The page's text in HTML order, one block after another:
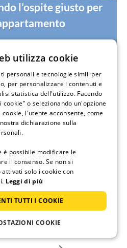
l’ospite giusto per
nelle più belle
per le tue vacanze nei
utilizza cookie
personali e tecnologie simili per
per personalizzare i contenuti e
statistica dell'utilizzo. Facendo
o selezionando un'opzione
l'utente acconsente, come
dichiarazione sulla
è possibile modificare le
il consenso. Se non si
solo i cookie con
Leggi di più
TUTTI I COOKIE
COOKIE